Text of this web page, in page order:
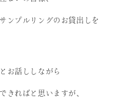
ンプルリングのお貸出しを
お話ししながら
きればと思いますが、